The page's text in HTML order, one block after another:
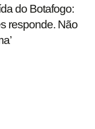
do Botafogo:
responde. Não